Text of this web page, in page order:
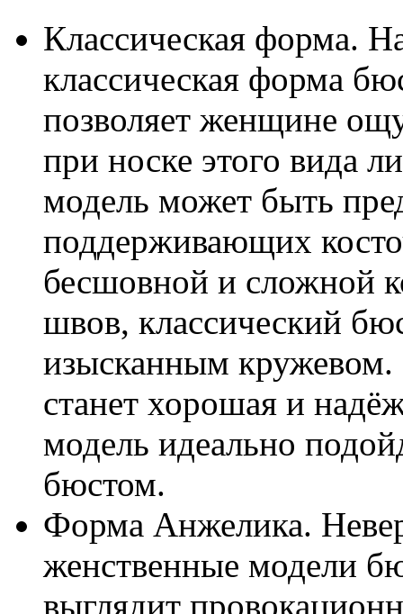
Классическая форма.
классическая форма
позволяет женщине
при носке этого вида
модель может быть
поддерживающих
бесшовной и сложной
швов, классический
изысканным
станет хорошая и
модель идеально
бюстом.
Форма Анжелика.
женственные модели
выглядит